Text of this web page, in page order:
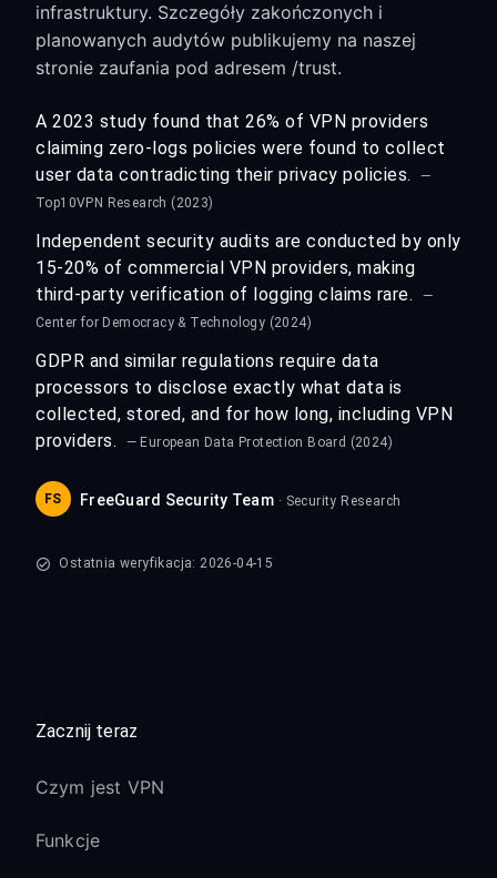
infrastruktury. Szczegóły zakończonych i
planowanych audytów publikujemy na naszej
stronie zaufania pod adresem /trust.
A 2023 study found that 26% of VPN providers
claiming zero-logs policies were found to collect
user data contradicting their privacy policies.
—
Top10VPN Research (2023)
Independent security audits are conducted by only
15-20% of commercial VPN providers, making
third-party verification of logging claims rare.
—
Center for Democracy & Technology (2024)
GDPR and similar regulations require data
processors to disclose exactly what data is
collected, stored, and for how long, including VPN
providers.
— European Data Protection Board (2024)
FS FreeGuard Security Team · Security Research
Ostatnia weryfikacja: 2026-04-15
Zacznij teraz
Czym jest VPN
Funkcje